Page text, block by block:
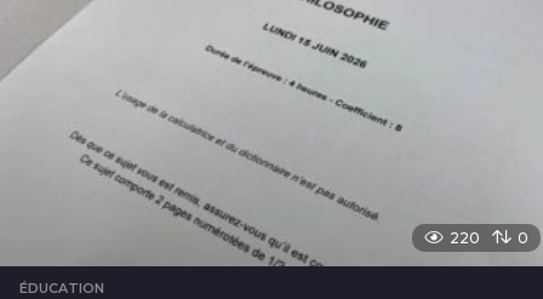
220 0
ÉDUCATION